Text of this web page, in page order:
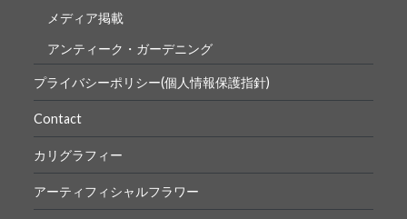
メディア掲載
アンティーク・ガーデニング
プライバシーポリシー(個人情報保護指針)
Contact
カリグラフィー
アーティフィシャルフラワー